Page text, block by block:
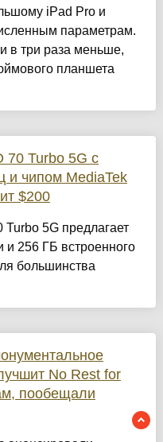
iPad Pro и
параметрам.
в три раза меньше,
планшета
70 Turbo 5G с
и чипом MediaTek
$200
5G предлагает
и 256 ГБ встроенного
большинства
No Rest for
пообещали